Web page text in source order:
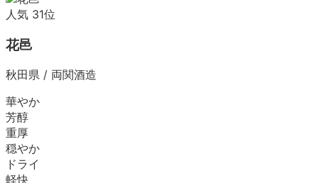
人気 31位
花邑
秋田県 / 両関酒造
華やか
芳醇
重厚
穏やか
ドライ
軽快